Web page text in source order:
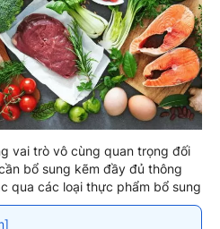
vai trò vô cùng quan trọng đối
bổ sung kẽm đầy đủ thông
qua các loại thực phẩm bổ sung